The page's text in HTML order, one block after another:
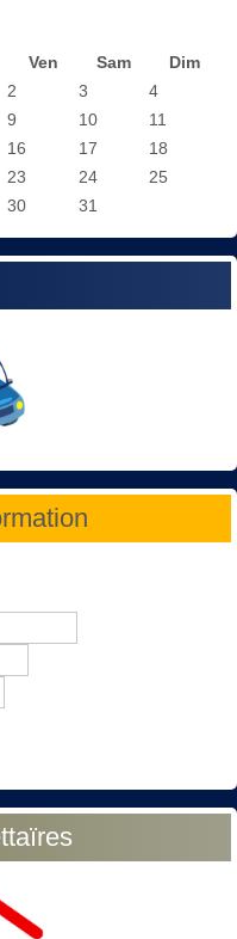
Ven Sam
Dim
2 3
4
9 10
11
16 17
18
23 24
25
30 31